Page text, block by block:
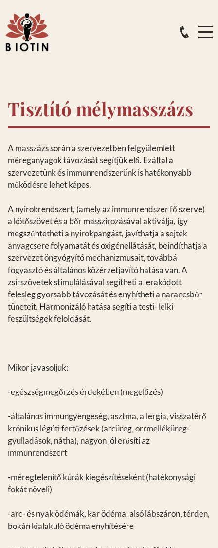
Tisztító mélymasszázs
A masszázs során a szervezetben felgyülemlett
méreganyagok távozását segítjük elő. Ezáltal a
szervezetünk és immunrendszerünk is hatékonyabb
működésre lehet képes.
A nyirokrendszert, (amely az immunrendszer fő szerve)
a kötőszövet és a bőr masszírozásával aktiválja, így
megszűntetheti a nyirokpangást, javíthatja a sejtek
anyagcsere folyamatát és oxigénellátását, beindíthatja a
szervezet öngyógyító mechanizmusait, továbbá
fogyasztó és általános közérzetjavító hatása van. A
zsírszövetek stimulálásával segítheti a lerakódott
felesleg gyorsabb távozását és enyhítheti a narancsbőr
tüneteit. Harmonizáló hatása segíti a testi- lelki
feszültségek feloldását.
Mikor javasoljuk:
-egészségmegőrzés érdekében (megelőzés)
-általános immungyengeség, asztma, allergia, visszatérő
krónikus légúti fertőzések (arcüreg, orrmelléküreg-
gyulladások, nátha), nagyon jól erősíti az
immunrendszert
-méregtelenítő kúrák kiegészítéseként (hatékonysági
fokát növeli)
-arc- és nyak ödémák, kar ödéma, alsó lábszáron, térden,
bokán kialakuló ödéma enyhítésére